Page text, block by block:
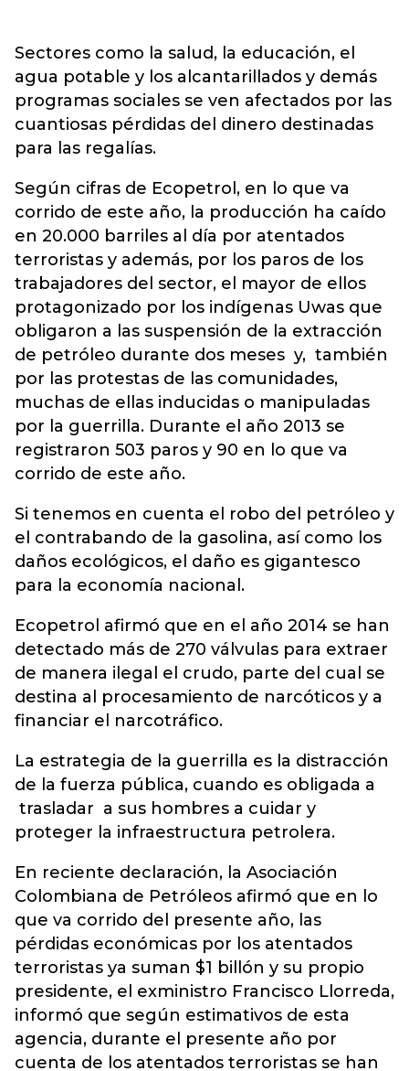
Sectores como la salud, la educación, el
agua potable y los alcantarillados y demás
programas sociales se ven afectados por las
cuantiosas pérdidas del dinero destinadas
para las regalías.
Según cifras de Ecopetrol, en lo que va
corrido de este año, la producción ha caído
en 20.000 barriles al día por atentados
terroristas y además, por los paros de los
trabajadores del sector, el mayor de ellos
protagonizado por los indígenas Uwas que
obligaron a las suspensión de la extracción
de petróleo durante dos meses y, también
por las protestas de las comunidades,
muchas de ellas inducidas o manipuladas
por la guerrilla. Durante el año 2013 se
registraron 503 paros y 90 en lo que va
corrido de este año.
Si tenemos en cuenta el robo del petróleo y
el contrabando de la gasolina, así como los
daños ecológicos, el daño es gigantesco
para la economía nacional.
Ecopetrol afirmó que en el año 2014 se han
detectado más de 270 válvulas para extraer
de manera ilegal el crudo, parte del cual se
destina al procesamiento de narcóticos y a
financiar el narcotráfico.
La estrategia de la guerrilla es la distracción
de la fuerza pública, cuando es obligada a
trasladar a sus hombres a cuidar y
proteger la infraestructura petrolera.
En reciente declaración, la Asociación
Colombiana de Petróleos afirmó que en lo
que va corrido del presente año, las
pérdidas económicas por los atentados
terroristas ya suman $1 billón y su propio
presidente, el exministro Francisco Llorreda,
informó que según estimativos de esta
agencia, durante el presente año por
cuenta de los atentados terroristas se han